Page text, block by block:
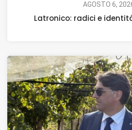
AGOSTO 6,
Latronico: radici e